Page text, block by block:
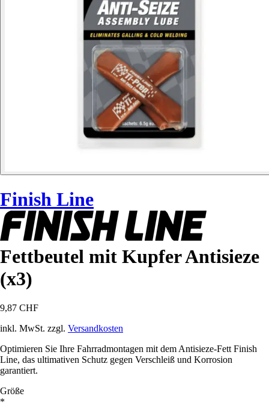
Finish Line
Fettbeutel mit Kupfer Antisieze
(x3)
9,87 CHF
inkl. MwSt. zzgl. Versandkosten
Optimieren Sie Ihre Fahrradmontagen mit dem Antisieze-Fett Finish
Line, das ultimativen Schutz gegen Verschleiß und Korrosion
garantiert.
Größe
*